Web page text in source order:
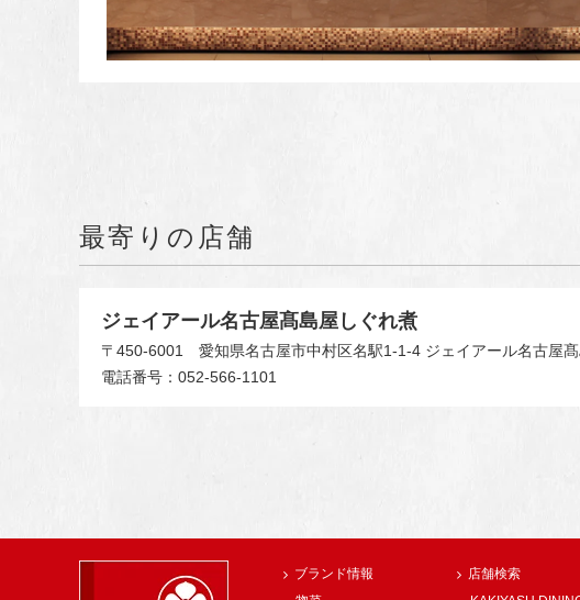
最寄りの店舗
ジェイアール名古屋髙島屋しぐれ煮
〒450-6001 愛知県名古屋市中村区名駅1-1-4 ジェイアール名古屋
電話番号：052-566-1101
ブランド情報
店舗検索